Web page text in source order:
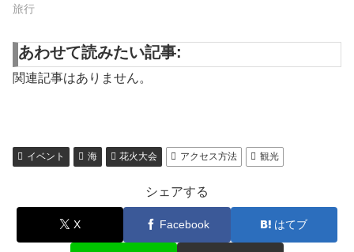
旅行
あわせて読みたい記事:
関連記事はありません。
イベント 海 花火大会 アクセス方法 観光
シェアする
X Facebook はてブ